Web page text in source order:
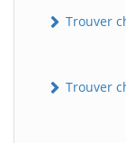
Trouver
Trouver